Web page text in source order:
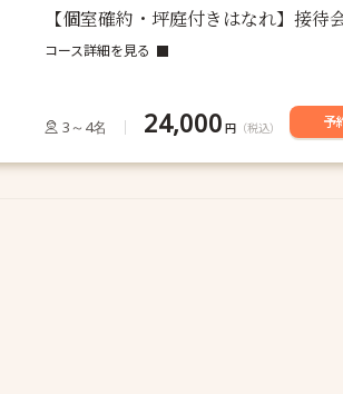
【個室確約・坪庭付きはなれ】接待
コース詳細を見る
3～4名 24,000 円 （税込） 予